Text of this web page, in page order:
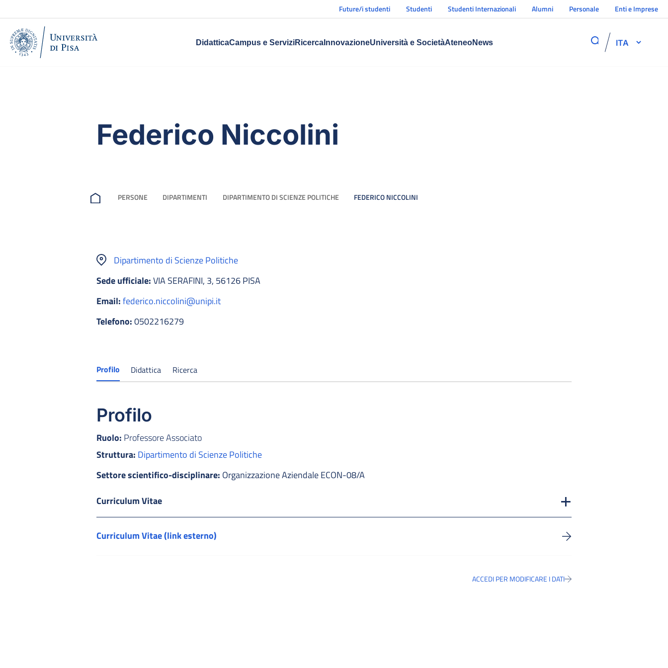
Future/i studenti Studenti Studenti Internazionali Alumni Personale Enti e Imprese
DidatticaCampus e ServiziRicercaInnovazioneUniversità e SocietàAteneoNews ITA
Federico Niccolini
PERSONE DIPARTIMENTI DIPARTIMENTO DI SCIENZE POLITICHE FEDERICO NICCOLINI
Dipartimento di Scienze Politiche
Sede ufficiale:VIA SERAFINI, 3, 56126 PISA
Email:federico.niccolini@unipi.it
Telefono:0502216279
Profilo Didattica Ricerca
Profilo
Ruolo: Professore Associato
Struttura: Dipartimento di Scienze Politiche
Settore scientifico-disciplinare: Organizzazione Aziendale ECON-08/A
Curriculum Vitae
Curriculum Vitae (link esterno)
ACCEDI PER MODIFICARE I DATI